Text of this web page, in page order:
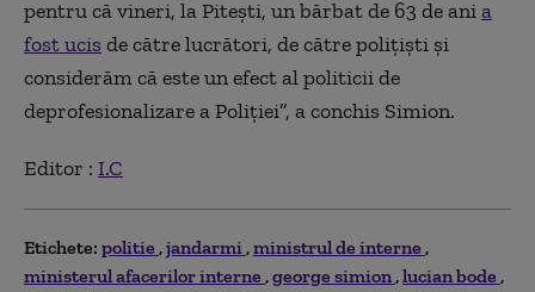
pentru că vineri, la Piteşti, un bărbat de 63 de ania
fost ucis de către lucrători, de către poliţişti şi
considerăm că este un efect al politicii de
deprofesionalizare a Poliţiei”, a conchis Simion.
Editor : I.C
Etichete: politie jandarmi ministrul de interne
ministerul afacerilor interne george simion lucian bode